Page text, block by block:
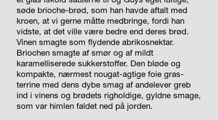
søde brioche-brød, som han havde aftalt med
kroen, at vi gerne måtte medbringe, fordi han
vidste, at det ville være bedre end deres brød.
Vinen smagte som flydende abrikosnektar.
Briochen smagte af smør og af mildt
karamelliserede sukkerstoffer. Den bløde og
kompakte, nærmest nougat-agtige foie gras-
terrine med dens dybe smag af andelever greb
ind i vinens og brødets righoldige, gyldne smage,
som var himlen faldet ned på jorden.